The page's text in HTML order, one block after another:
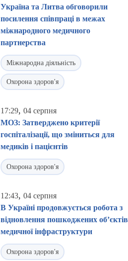
Україна та Литва обговорили
посилення співпраці в межах
міжнародного медичного
партнерства
Міжнародна діяльність
Охорона здоров'я
17:29, 04 серпня
МОЗ: Затверджено критерії
госпіталізації, що зміниться для
медиків і пацієнтів
Охорона здоров'я
12:43, 04 серпня
В Україні продовжується робота з
відновлення пошкоджених об’єктів
медичної інфраструктури
Охорона здоров'я